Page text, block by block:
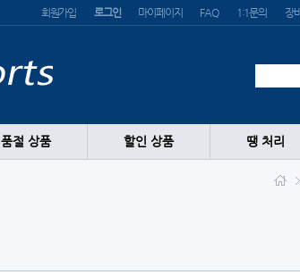
회원가입 로그인 마이페이지 FAQ 1:1문의 장
품절 상품 할인 상품 땡 처리